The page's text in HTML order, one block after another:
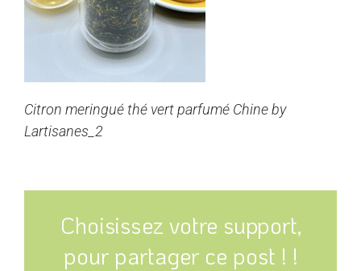
Citron meringué thé vert parfumé Chine by
Lartisanes_2
Choisissez votre support,
pour partager ce post ! !